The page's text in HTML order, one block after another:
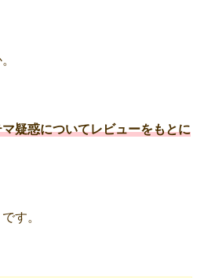
疑惑についてレビューをもとに
す。